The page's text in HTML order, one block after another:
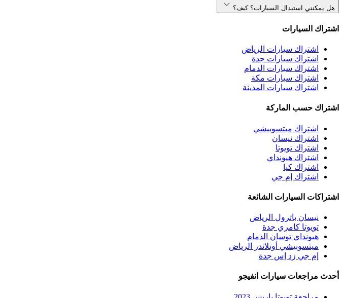
هل يمكنني استبدال السيارات؟ كيف؟
اشتراك السيارات
اشتراك سيارات الرياض
اشتراك سيارات جدة
اشتراك سيارات الدمام
اشتراك سيارات مكة
اشتراك سيارات المدينة
اشتراك حسب الماركة
اشتراك ميتسوبيشي
اشتراك نيسان
اشتراك تويوتا
اشتراك هيونداي
اشتراك كيا
اشتراك إم جي
اشتراكات السيارات الشائعة
نيسان باترول الرياض
تويوتا كامري جدة
هيونداي توسان الدمام
ميتسوبيشي أوتلاندر الرياض
إم جي زد إس جدة
أحدث مراجعات سيارات انفيجو